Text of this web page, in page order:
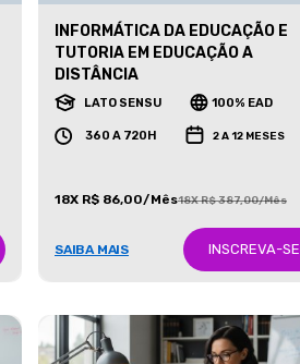
INFORMÁTICA DA EDUCAÇÃO E
TUTORIA EM EDUCAÇÃO A
DISTÂNCIA
LATO SENSU 100% EAD
360 A 720H 2 A 12 MESES
18X R$ 86,00/Mês18X R$ 387,00/Mês
SAIBA MAIS INSCREVA-SE